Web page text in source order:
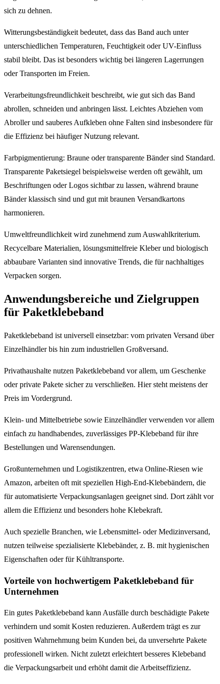
sich zu dehnen.
Witterungsbeständigkeit bedeutet, dass das Band auch unter
unterschiedlichen Temperaturen, Feuchtigkeit oder UV-Einfluss
stabil bleibt. Das ist besonders wichtig bei längeren Lagerrungen
oder Transporten im Freien.
Verarbeitungsfreundlichkeit beschreibt, wie gut sich das Band
abrollen, schneiden und anbringen lässt. Leichtes Abziehen vom
Abroller und sauberes Aufkleben ohne Falten sind insbesondere für
die Effizienz bei häufiger Nutzung relevant.
Farbpigmentierung: Braune oder transparente Bänder sind Standard.
Transparente Paketsiegel beispielsweise werden oft gewählt, um
Beschriftungen oder Logos sichtbar zu lassen, während braune
Bänder klassisch sind und gut mit braunen Versandkartons
harmonieren.
Umweltfreundlichkeit wird zunehmend zum Auswahlkriterium.
Recycelbare Materialien, lösungsmittelfreie Kleber und biologisch
abbaubare Varianten sind innovative Trends, die für nachhaltiges
Verpacken sorgen.
Anwendungsbereiche und Zielgruppen
für Paketklebeband
Paketklebeband ist universell einsetzbar: vom privaten Versand über
Einzelhändler bis hin zum industriellen Großversand.
Privathaushalte nutzen Paketklebeband vor allem, um Geschenke
oder private Pakete sicher zu verschließen. Hier steht meistens der
Preis im Vordergrund.
Klein- und Mittelbetriebe sowie Einzelhändler verwenden vor allem
einfach zu handhabendes, zuverlässiges PP-Klebeband für ihre
Bestellungen und Warensendungen.
Großunternehmen und Logistikzentren, etwa Online-Riesen wie
Amazon, arbeiten oft mit speziellen High-End-Klebebändern, die
für automatisierte Verpackungsanlagen geeignet sind. Dort zählt vor
allem die Effizienz und besonders hohe Klebekraft.
Auch spezielle Branchen, wie Lebensmittel- oder Medizinversand,
nutzen teilweise spezialisierte Klebebänder, z. B. mit hygienischen
Eigenschaften oder für Kühltransporte.
Vorteile von hochwertigem Paketklebeband für
Unternehmen
Ein gutes Paketklebeband kann Ausfälle durch beschädigte Pakete
verhindern und somit Kosten reduzieren. Außerdem trägt es zur
positiven Wahrnehmung beim Kunden bei, da unversehrte Pakete
professionell wirken. Nicht zuletzt erleichtert besseres Klebeband
die Verpackungsarbeit und erhöht damit die Arbeitseffizienz.